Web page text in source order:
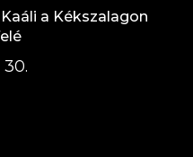
a Kékszalagon